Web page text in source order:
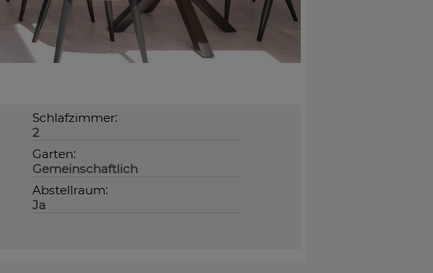
Schlafzimmer:
2
Garten:
Gemeinschaftlich
Abstellraum:
Ja